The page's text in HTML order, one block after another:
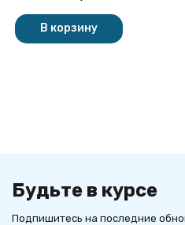
В корзину
Будьте в курсе
Подпишитесь на последние